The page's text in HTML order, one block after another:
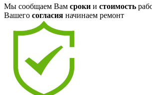
Мы сообщаем Вам сроки и стоимость
Вашего согласия начинаем ремонт